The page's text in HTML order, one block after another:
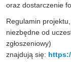
oraz dostarczenie
Regulamin
niezbędne od
zgłoszeniowy)
znajdują się: